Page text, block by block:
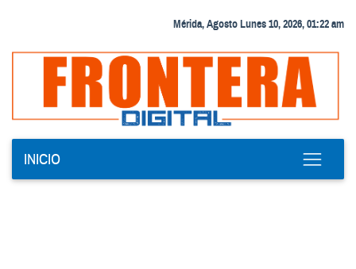
Mérida, Agosto Lunes 10, 2026, 01:22 am
INICIO